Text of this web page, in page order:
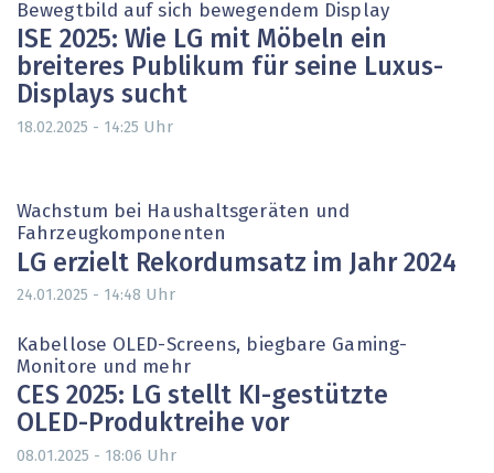
Bewegtbild auf sich bewegendem Display
ISE 2025: Wie LG mit Möbeln ein
breiteres Publikum für seine Luxus-
Displays sucht
18.02.2025 - 14:25 Uhr
Wachstum bei Haushaltsgeräten und
Fahrzeugkomponenten
LG erzielt Rekordumsatz im Jahr 2024
24.01.2025 - 14:48 Uhr
Kabellose OLED-Screens, biegbare Gaming-
Monitore und mehr
CES 2025: LG stellt KI-gestützte
OLED-Produktreihe vor
08.01.2025 - 18:06 Uhr